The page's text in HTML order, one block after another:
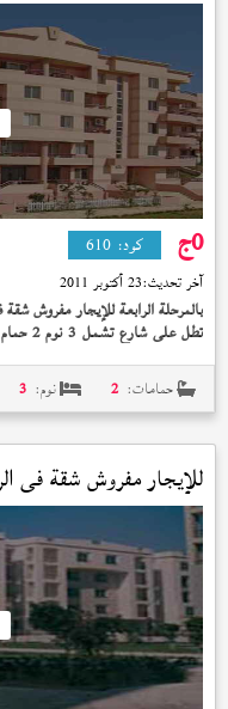
0ج كود: 610
آخر تحديث:23 أكتوبر 2011
بالمرحلة الرابعة للإيجار مفروش شقة في
تطل على شارع تشمل 3 نوم 2 حمام 2 بلكونة النموذج (
2
فرش سوبر لوكس +
حمامات: 2 نوم: 3
للإيجار مفروش شقة في